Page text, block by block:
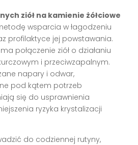
ziół na kamienie żółciowe
wsparcia w łagodzeniu
profilaktyce jej powstawania.
połączenie ziół o działaniu
i przeciwzapalnym.
napary i odwar,
pod kątem potrzeb
się do usprawnienia
ryzyka krystalizacji
do codziennej rutyny,